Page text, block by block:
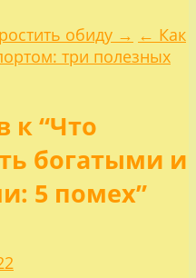
обиду → ← Как
три полезных
к “Что
богатыми и
5 помех”